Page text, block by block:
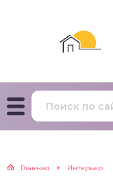
Главная Интерьер